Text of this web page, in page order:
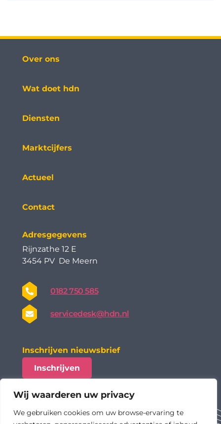
Wij waarderen uw privacy
We gebruiken cookies om uw browse-ervaring te
Over ons
Wat doet hdn
Diensten
Marktcijfers
Actueel
Contact
Adresgegevens
Rijnzathe 12 E
3454 PV De Meern
0182 750 585
servicedesk@hdn.nl
Inschrijven nieuwsbrief
Inschrijven